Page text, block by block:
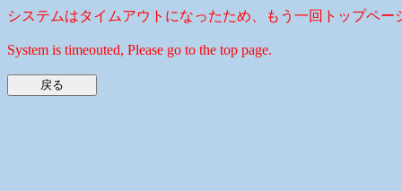
システムはタイムアウトになったため、もう一回トップペー
System is timeouted, Please go to the top page.